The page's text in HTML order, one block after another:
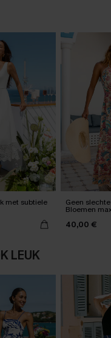
met subtiele Geen
Bloemen
40,00 €
LEUK